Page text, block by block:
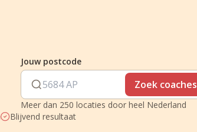
Jouw postcode
Zoek coaches
Meer dan 250 locaties door heel Nederland
Blijvend resultaat